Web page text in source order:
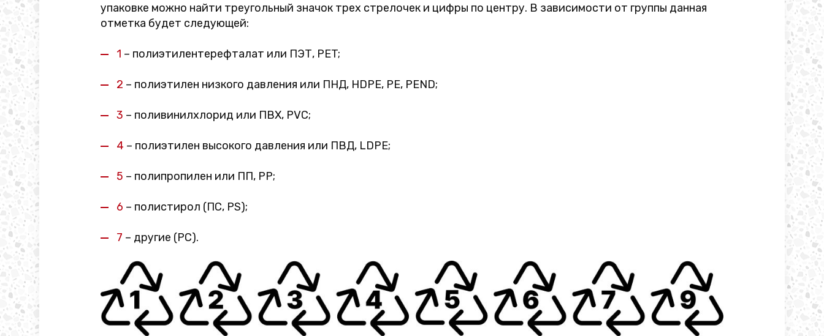
упаковке можно найти треугольный значок трех стрелочек и цифры по центру. В зависимости от группы данная
отметка будет следующей:
1 – полиэтилентерефталат или ПЭТ, PET;
2 – полиэтилен низкого давления или ПНД, HDPE, РЕ, PEND;
3 – поливинилхлорид или ПВХ, PVC;
4 – полиэтилен высокого давления или ПВД, LDPE;
5 – полипропилен или ПП, PP;
6 – полистирол (ПС, PS);
7 – другие (PC).